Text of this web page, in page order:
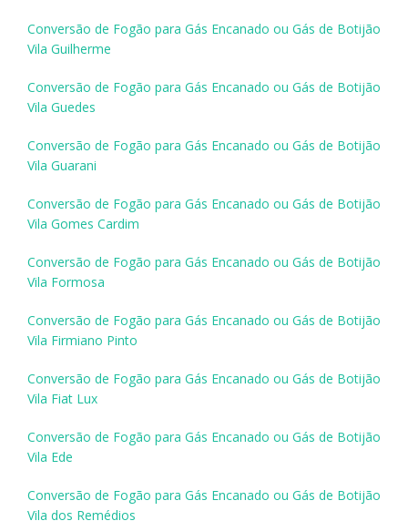
Conversão de Fogão para Gás Encanado ou Gás de Botijão
Vila Guilherme
Conversão de Fogão para Gás Encanado ou Gás de Botijão
Vila Guedes
Conversão de Fogão para Gás Encanado ou Gás de Botijão
Vila Guarani
Conversão de Fogão para Gás Encanado ou Gás de Botijão
Vila Gomes Cardim
Conversão de Fogão para Gás Encanado ou Gás de Botijão
Vila Formosa
Conversão de Fogão para Gás Encanado ou Gás de Botijão
Vila Firmiano Pinto
Conversão de Fogão para Gás Encanado ou Gás de Botijão
Vila Fiat Lux
Conversão de Fogão para Gás Encanado ou Gás de Botijão
Vila Ede
Conversão de Fogão para Gás Encanado ou Gás de Botijão
Vila dos Remédios